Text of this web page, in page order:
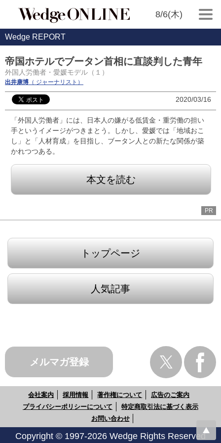
8/6(木)
Wedge REPORT
帝国ホテルでブータン首相に直談判した青年
外国人労働者・愛媛モデル（１）
出井康博 （ ジャーナリスト）
2020/03/16
「外国人労働者」には、日本人の嫌がる低賃金・重労働の担い
手というイメージがつきまとう。しかし、愛媛では「地域おこ
し」と「人材育成」を目指し、ブータン人との新たな関係が築
かれつつある。
本文を読む
PR
トップページ
人気記事
メルマガ登録
会社案内 採用情報 著作権について
広告のご案内
プライバシーポリシーについて
特定商取引法に基づく表示
お問い合わせ
Copyright © 1997-2026 Wedge Rights Reserved